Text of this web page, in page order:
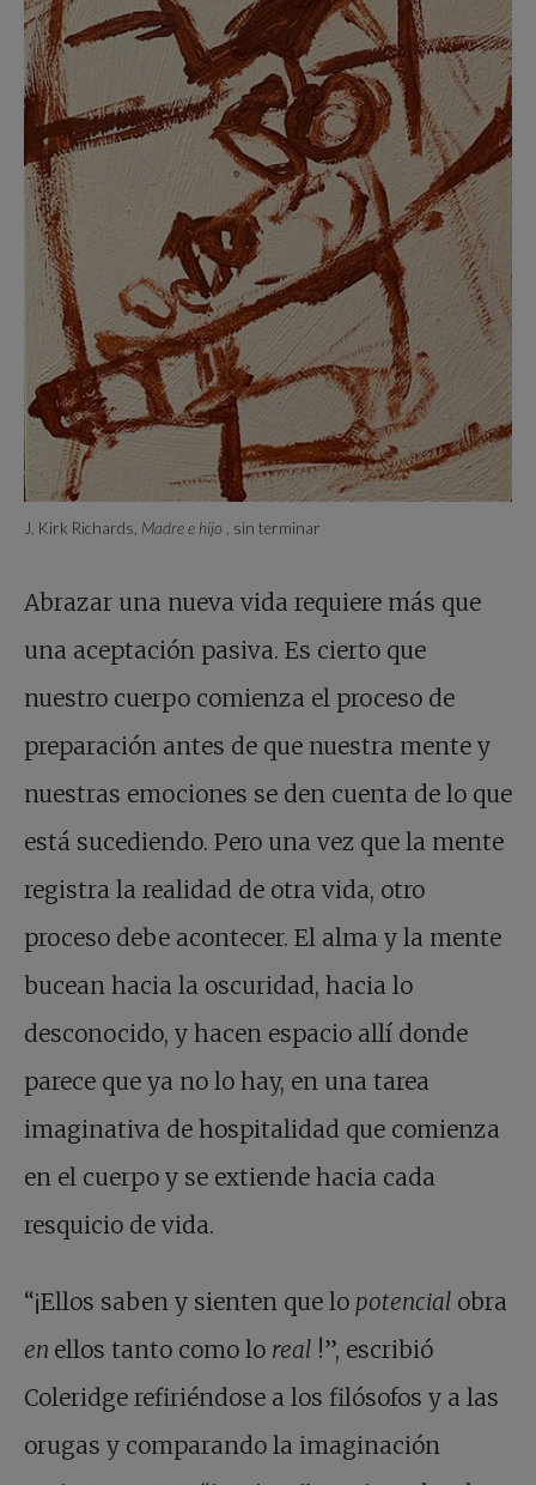
J. Kirk Richards, Madre e hijo , sin terminar
Abrazar una nueva vida requiere más que
una aceptación pasiva. Es cierto que
nuestro cuerpo comienza el proceso de
preparación antes de que nuestra mente y
nuestras emociones se den cuenta de lo que
está sucediendo. Pero una vez que la mente
registra la realidad de otra vida, otro
proceso debe acontecer. El alma y la mente
bucean hacia la oscuridad, hacia lo
desconocido, y hacen espacio allí donde
parece que ya no lo hay, en una tarea
imaginativa de hospitalidad que comienza
en el cuerpo y se extiende hacia cada
resquicio de vida.
“¡Ellos saben y sienten que lo potencial obra
en ellos tanto como lo real !”, escribió
Coleridge refiriéndose a los filósofos y a las
orugas y comparando la imaginación